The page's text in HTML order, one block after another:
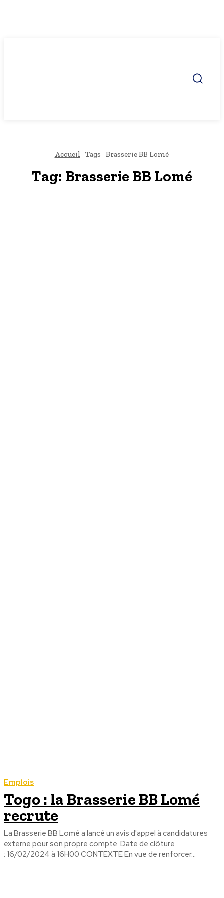
Accueil Tags Brasserie BB Lomé
Tag: Brasserie BB Lomé
Emplois
Togo : la Brasserie BB Lomé
recrute
La Brasserie BB Lomé a lancé un avis d'appel à candidatures
externe pour son propre compte. Date de clôture
: 16/02/2024 à 16H00 CONTEXTE En vue de renforcer...